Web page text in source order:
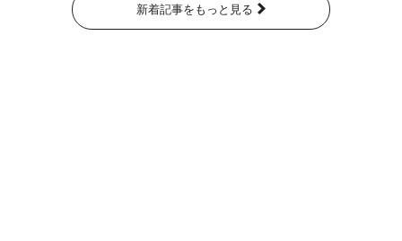
新着記事をもっと見る